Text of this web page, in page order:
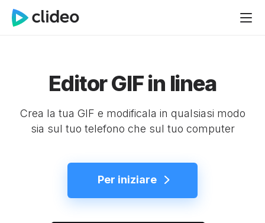
Editor GIF in linea
Crea la tua GIF e modificala in qualsiasi modo
sia sul tuo telefono che sul tuo computer
Per iniziare